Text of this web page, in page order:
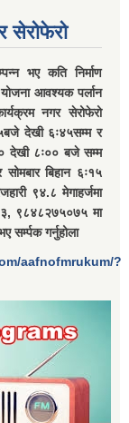
सेरोफेरो
भए कति निर्माण
आवश्यक पर्लान
नगर सेरोफेरो
देखी ६ः४५सम्म र
देखी ८ः०० बजे सम्म
बिहान ६ः१५
९४.८ मेगाहर्जमा
९८४८२७५०७५ मा
सर्म्पक गर्नुहोला
aafnofmrukum/?